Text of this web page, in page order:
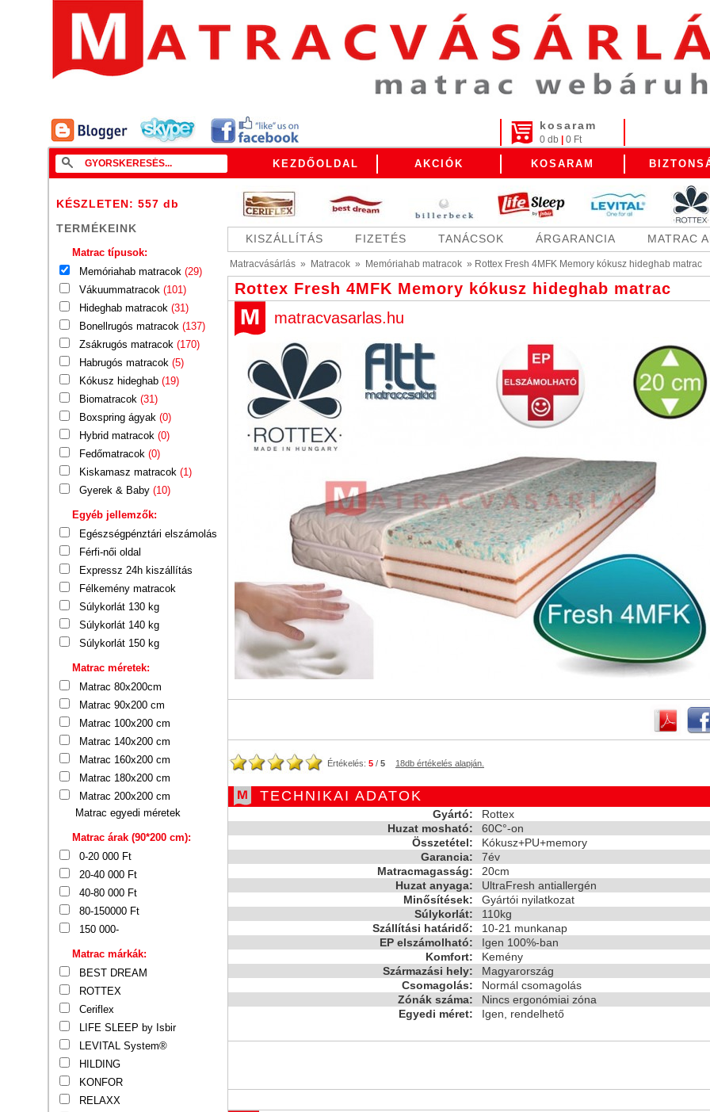
kosaram
0 db 0 Ft
KEZDŐOLDAL AKCIÓK KOSARAM
KÉSZLETEN: 557 db
TERMÉKEINK
Matrac típusok:
Memóriahab matracok (29)
Vákuummatracok (101)
Hideghab matracok (31)
Bonellrugós matracok (137)
Zsákrugós matracok (170)
Habrugós matracok (5)
Kókusz hideghab (19)
Biomatracok (31)
Boxspring ágyak (0)
Hybrid matracok (0)
Fedőmatracok (0)
Kiskamasz matracok (1)
Gyerek & Baby (10)
Egyéb jellemzők:
Egészségpénztári elszámolás
Férfi-női oldal
Expressz 24h kiszállítás
Félkemény matracok
Súlykorlát 130 kg
Súlykorlát 140 kg
Súlykorlát 150 kg
Matrac méretek:
Matrac 80x200cm
Matrac 90x200 cm
Matrac 100x200 cm
Matrac 140x200 cm
Matrac 160x200 cm
Matrac 180x200 cm
Matrac 200x200 cm
Matrac egyedi méretek
Matrac árak (90*200 cm):
0-20 000 Ft
20-40 000 Ft
40-80 000 Ft
80-150000 Ft
150 000-
Matrac márkák:
BEST DREAM
ROTTEX
Ceriflex
LIFE SLEEP by Isbir
LEVITAL System®
HILDING
KONFOR
RELAXX
KISZÁLLÍTÁS FIZETÉS TANÁCSOK ÁRGARANCIA MATRAC
Matracvásárlás » Matracok » Memóriahab matracok » Rottex Fresh 4MFK Memory kókusz hideghab matrac
Rottex Fresh 4MFK Memory kókusz hideghab matrac
matracvasarlas.hu
Értékelés: 5 / 5 18db értékelés alapján.
TECHNIKAI ADATOK
Gyártó:
Rottex
Huzat mosható:
60C°-on
Összetétel:
Kókusz+PU+memory
Garancia:
7év
Matracmagasság:
20cm
Huzat anyaga:
UltraFresh antiallergén
Minősítések:
Gyártói nyilatkozat
Súlykorlát:
110kg
Szállítási határidő:
10-21 munkanap
EP elszámolható:
Igen 100%-ban
Komfort:
Kemény
Származási hely:
Magyarország
Csomagolás:
Normál csomagolás
Zónák száma:
Nincs ergonómiai zóna
Egyedi méret:
Igen, rendelhető